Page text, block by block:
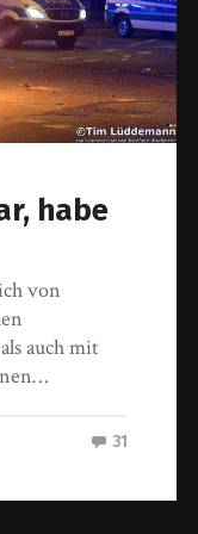
habe
von
auch mit
31